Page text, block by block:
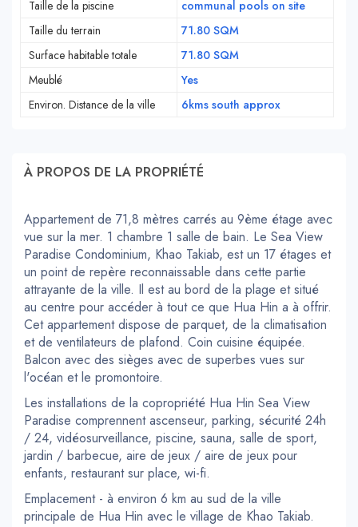
Taille de la piscine
communal pools on site
Taille du terrain
71.80 SQM
Surface habitable totale
71.80 SQM
Meublé
Yes
Environ. Distance de la ville
6kms south approx
À PROPOS DE LA PROPRIÉTÉ
Appartement de 71,8 mètres carrés au 9ème étage avec
vue sur la mer. 1 chambre 1 salle de bain. Le Sea View
Paradise Condominium, Khao Takiab, est un 17 étages et
un point de repère reconnaissable dans cette partie
attrayante de la ville. Il est au bord de la plage et situé
au centre pour accéder à tout ce que Hua Hin a à offrir.
Cet appartement dispose de parquet, de la climatisation
et de ventilateurs de plafond. Coin cuisine équipée.
Balcon avec des sièges avec de superbes vues sur
l'océan et le promontoire.
Les installations de la copropriété Hua Hin Sea View
Paradise comprennent ascenseur, parking, sécurité 24h
/ 24, vidéosurveillance, piscine, sauna, salle de sport,
jardin / barbecue, aire de jeux / aire de jeux pour
enfants, restaurant sur place, wi-fi.
Emplacement - à environ 6 km au sud de la ville
principale de Hua Hin avec le village de Khao Takiab.